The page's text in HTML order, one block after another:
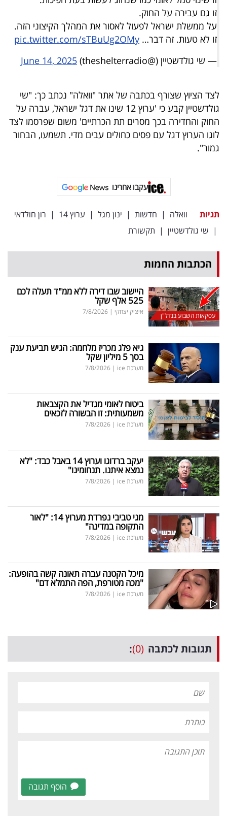
זו גם עבירה על החוק.
על ממשלת ישראל לפעול לאסור את המהלך הקיצוני הזה.
זו לא טעות. זה דבר… pic.twitter.com/sTBuUg2OMy
— שי גולדשטיין (@theshelterradio)
June 14, 2025
לצד הציוץ שצורף בכתבה של אתר "וואלה" נכתב כך: "שי
גולדשטיין קבע כי 'ערוץ 12 שינו את דגל ישראל, עברה על
החוק והחדירה בכך מסרים תת הכרתיים' משום שפרסמו לצד
לוגו הערוץ דגל עם פסים כחולים עבים מדי. תשמעו, הבחור
גמור".
עקבו אחרינו
תגיות וואלה | חדשות | ינון מגל | ערוץ 14 | רון חולדאי
| שי גולדשטיין | תקשורת
הכתבות החמות
עסקאות השבוע בנדל"ן
היישוב שבו דירה ללא ממ"ד תעלה לכם
525 אלף שקל
איציק יצחקי |
7/8/2026
גיא פלג מכריז מלחמה: הגיש תביעת ענק
בסך 5 מיליון שקל
מערכת ice |
7/8/2026
ביטוח לאומי מגדיל את הקצבאות
משמעותית: זו הבשורה לזכאים
מערכת ice |
7/8/2026
יעקב ברדוגו וערוץ 14 באבל כבד: "לא
נמצא איתנו. תנחומינו"
מערכת ice |
7/8/2026
מגי טביבי נפרדת מערוץ 14: "לאור
התקופה במדינה"
מערכת ice |
7/8/2026
מיכל הקטנה עברה תאונה קשה בהופעה:
"מכה מטורפת, הפה התמלא דם"
מערכת ice |
7/8/2026
תגובות לכתבה (0)
:
הוסף תגובה